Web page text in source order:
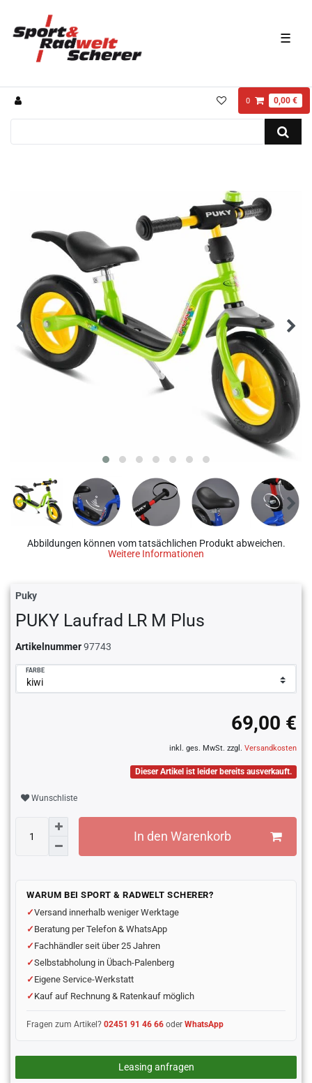
☰
0 0,00 €
Abbildungen können vom tatsächlichen Produkt abweichen.
Weitere Informationen
Puky
PUKY Laufrad LR M Plus
Artikelnummer97743
FARBE
69,00 €
inkl. ges. MwSt. zzgl. Versandkosten
Dieser Artikel ist leider bereits ausverkauft.
Wunschliste
In den Warenkorb
WARUM BEI SPORT & RADWELT SCHERER?
Versand innerhalb weniger Werktage
Beratung per Telefon & WhatsApp
Fachhändler seit über 25 Jahren
Selbstabholung in Übach-Palenberg
Eigene Service-Werkstatt
Kauf auf Rechnung & Ratenkauf möglich
Fragen zum Artikel?02451 91 46 66 oderWhatsApp
Leasing anfragen